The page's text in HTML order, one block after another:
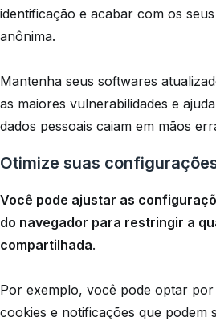
identificação e acabar com os
anônima.
Mantenha seus softwares
as maiores vulnerabilidades e
dados pessoais caiam em mãos
Otimize suas
Você pode ajustar as
do navegador para restringir a
compartilhada.
Por exemplo, você pode optar
cookies e notificações que podem